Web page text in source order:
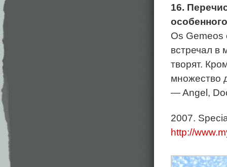
16.
Os Gemeos
встречал в
творят.
множество
— Angel,
2007.
http://